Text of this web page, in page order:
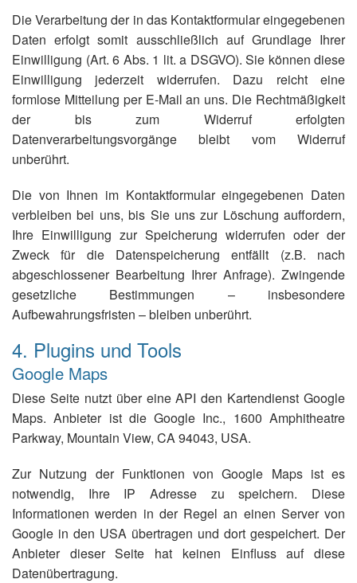
Die Verarbeitung der in das Kontaktformular eingegebenen
Daten erfolgt somit ausschließlich auf Grundlage Ihrer
Einwilligung (Art. 6 Abs. 1 lit. a DSGVO). Sie können diese
Einwilligung jederzeit widerrufen. Dazu reicht eine
formlose Mitteilung per E-Mail an uns. Die Rechtmäßigkeit
der bis zum Widerruf erfolgten
Datenverarbeitungsvorgänge bleibt vom Widerruf
unberührt.
Die von Ihnen im Kontaktformular eingegebenen Daten
verbleiben bei uns, bis Sie uns zur Löschung auffordern,
Ihre Einwilligung zur Speicherung widerrufen oder der
Zweck für die Datenspeicherung entfällt (z.B. nach
abgeschlossener Bearbeitung Ihrer Anfrage). Zwingende
gesetzliche Bestimmungen – insbesondere
Aufbewahrungsfristen – bleiben unberührt.
4. Plugins und Tools
Google Maps
Diese Seite nutzt über eine API den Kartendienst Google
Maps. Anbieter ist die Google Inc., 1600 Amphitheatre
Parkway, Mountain View, CA 94043, USA.
Zur Nutzung der Funktionen von Google Maps ist es
notwendig, Ihre IP Adresse zu speichern. Diese
Informationen werden in der Regel an einen Server von
Google in den USA übertragen und dort gespeichert. Der
Anbieter dieser Seite hat keinen Einfluss auf diese
Datenübertragung.